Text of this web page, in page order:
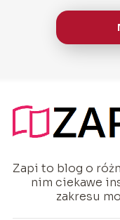
Zapi to blog o
nim ciekawe
zakresu